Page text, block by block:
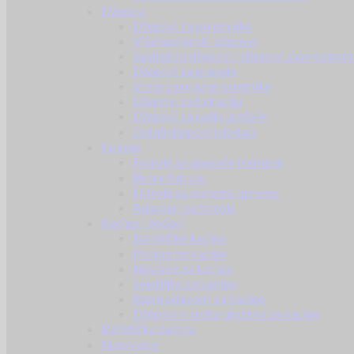
Džepovi
Džepovi za spremnike
Višenamjenski džepovi
Sanitetski džepovi / džepovi za prvu
Džepovi za granate
Vreće za prazne spremike
Džepovi za hidraciju
Džepovi za radio uređaje
Ostali džepovi i dodaci
Futrole
Futrole za opasače i remene
Butne futrole
Futrole za dodatnu opremu
Adapteri za futrole
Kacige i dodaci
Balističke kacige
Polimerne kacige
Navlake za kacige
Svjetiljke za kacige
Razni adapteri za kacige
Džepovi s protu-utezima za kacige
Balistička zaštita
Narukvice